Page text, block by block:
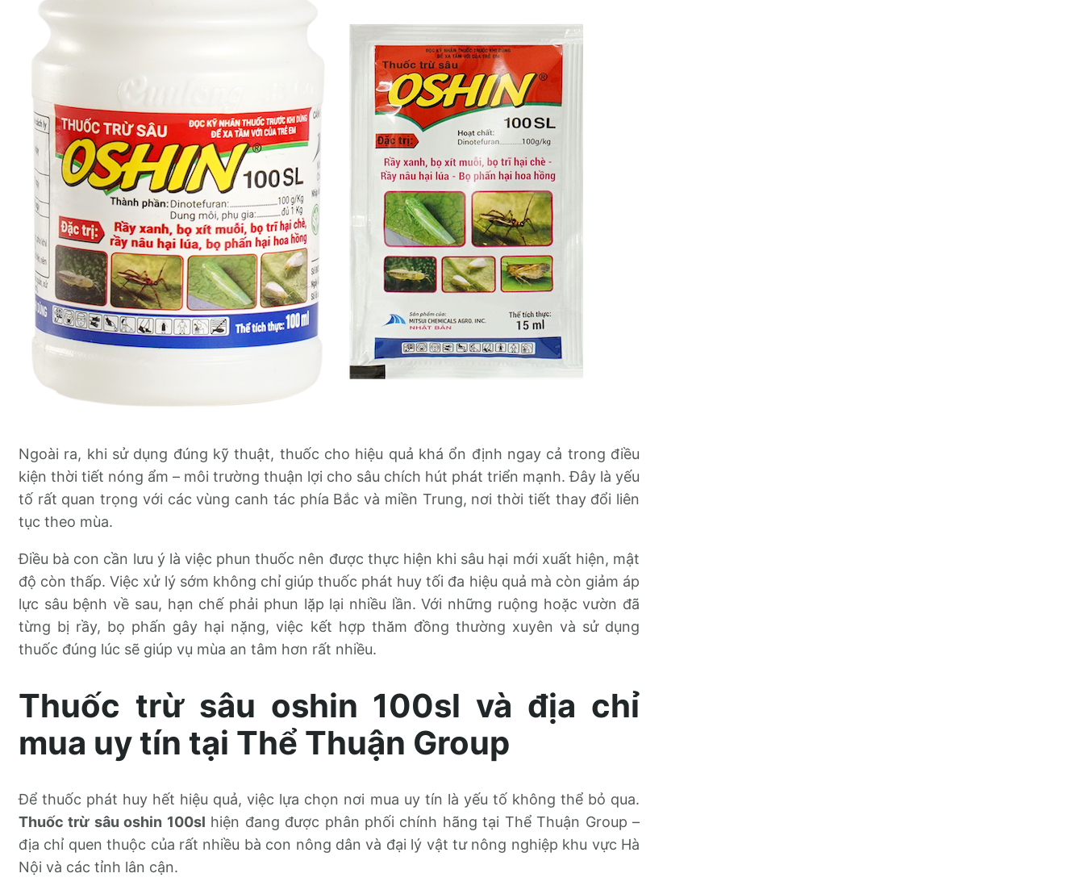
Ngoài ra, khi sử dụng đúng kỹ thuật, thuốc cho hiệu quả khá ổn định ngay cả trong điều
kiện thời tiết nóng ẩm – môi trường thuận lợi cho sâu chích hút phát triển mạnh. Đây là yếu
tố rất quan trọng với các vùng canh tác phía Bắc và miền Trung, nơi thời tiết thay đổi liên
tục theo mùa.
Điều bà con cần lưu ý là việc phun thuốc nên được thực hiện khi sâu hại mới xuất hiện, mật
độ còn thấp. Việc xử lý sớm không chỉ giúp thuốc phát huy tối đa hiệu quả mà còn giảm áp
lực sâu bệnh về sau, hạn chế phải phun lặp lại nhiều lần. Với những ruộng hoặc vườn đã
từng bị rầy, bọ phấn gây hại nặng, việc kết hợp thăm đồng thường xuyên và sử dụng
thuốc đúng lúc sẽ giúp vụ mùa an tâm hơn rất nhiều.
Thuốc trừ sâu oshin 100sl và địa chỉ
mua uy tín tại Thể Thuận Group
Để thuốc phát huy hết hiệu quả, việc lựa chọn nơi mua uy tín là yếu tố không thể bỏ qua.
Thuốc trừ sâu oshin 100sl hiện đang được phân phối chính hãng tại Thể Thuận Group –
địa chỉ quen thuộc của rất nhiều bà con nông dân và đại lý vật tư nông nghiệp khu vực Hà
Nội và các tỉnh lân cận.